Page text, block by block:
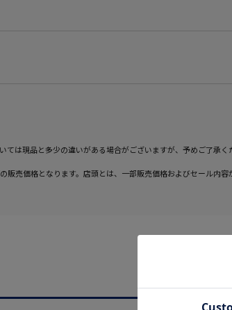
ては現品と多少の違いがある場合がございますが、予めご了承く
販売価格となります。店頭とは、一部販売価格およびセール内容